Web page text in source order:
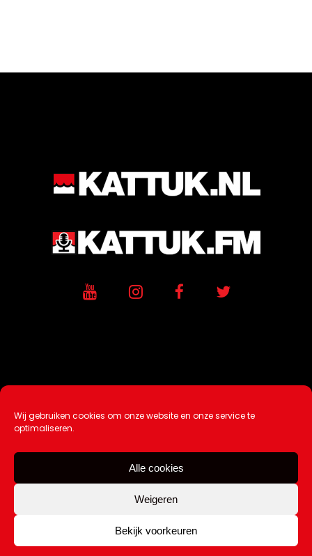
Wij gebruiken cookies om onze website en onze service te
optimaliseren.
Alle cookies
Weigeren
Bekijk voorkeuren
Ontwikkeling / Hosting doorAtSea
Over Ons |Tip de redactie
Contact
Copyright Kattuk.nl 2003-2026